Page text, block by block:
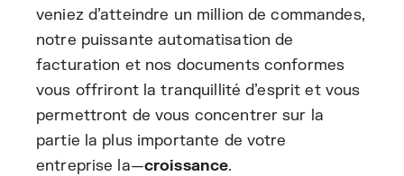
veniez d’atteindre un million de commandes,
notre puissante automatisation de
facturation et nos documents conformes
vous offriront la tranquillité d’esprit et vous
permettront de vous concentrer sur la
partie la plus importante de votre
entreprise la—croissance.